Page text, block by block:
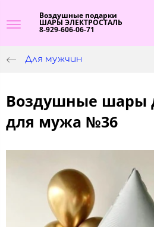
Воздушные подарки
ШАРЫ ЭЛЕКТРОСТАЛЬ
8-929-606-06-71
Для мужчин
Воздушные шары
для мужа №36